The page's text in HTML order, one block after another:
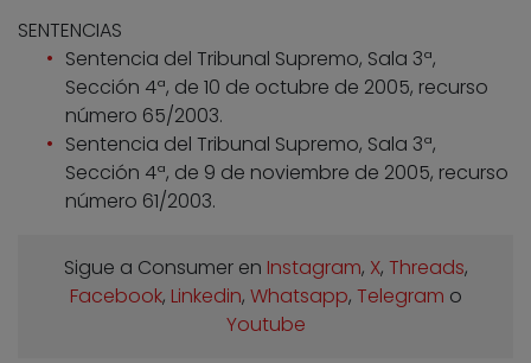
SENTENCIAS
Sentencia del Tribunal Supremo, Sala 3ª,
Sección 4ª, de 10 de octubre de 2005, recurso
número 65/2003.
Sentencia del Tribunal Supremo, Sala 3ª,
Sección 4ª, de 9 de noviembre de 2005, recurso
número 61/2003.
Sigue a Consumer en Instagram, X, Threads,
Facebook, Linkedin, Whatsapp, Telegram o
Youtube